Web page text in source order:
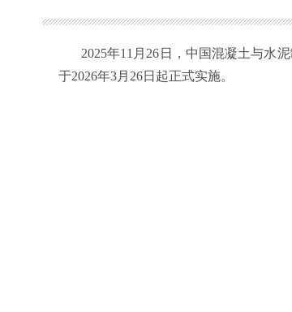
2025年11 月 26 日，中国混凝土与水
于2026年3月 26日起正式实施。